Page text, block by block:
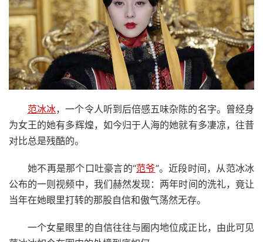
范冰冰，一个令人听到后倍感五味杂陈的名字。曾经身
为女王的她有多辉煌，如今归于人海的她就有多凄凉，往昔
对比总是残酷的。
她不再是那个口吐豪言的“范爷”。近段时间，从范冰冰
公布的一则视频中，我们赫然发现：两年时间的洗礼，竟让
当年在她眼里打转的那股自信和傲气荡然无存。
一个女星眼里的自信往往与圈内地位成正比，由此可见